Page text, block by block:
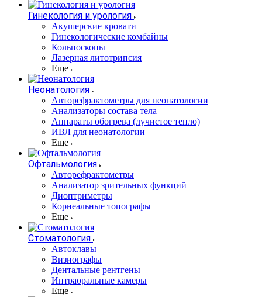
Гинекология и урология
Акушерские кровати
Гинекологические комбайны
Кольпоскопы
Лазерная литотрипсия
Еще
Неонатология
Авторефрактометры для неонатологии
Анализаторы состава тела
Аппараты обогрева (лучистое тепло)
ИВЛ для неонатологии
Еще
Офтальмология
Авторефрактометры
Анализатор зрительных функций
Диоптриметры
Корнеальные топографы
Еще
Стоматология
Автоклавы
Визиографы
Дентальные рентгены
Интраоральные камеры
Еще